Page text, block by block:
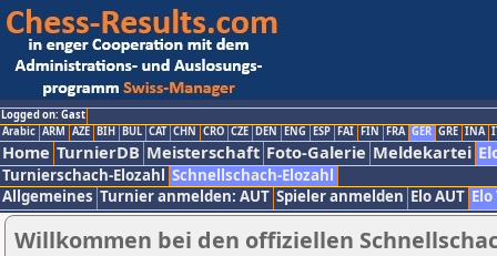
Logged on: Gast
Arabic ARM AZE BIH BUL CAT CHN CRO CZE DEN ENG ESP FAI FIN FRA GER GRE INA
Home TurnierDB Meisterschaft Foto-Galerie Meldekartei
Turnierschach-Elozahl Schnellschach-Elozahl
Allgemeines Turnier anmelden: AUT Spieler anmelden Elo AUT
Willkommen bei den offiziellen